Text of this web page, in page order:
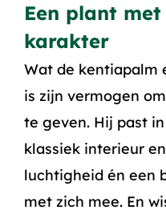
Een plant
karakter
Wat de kentiapalm
is zijn vermogen
te geven. Hij past
klassiek interieur
luchtigheid én een
met zich mee. En